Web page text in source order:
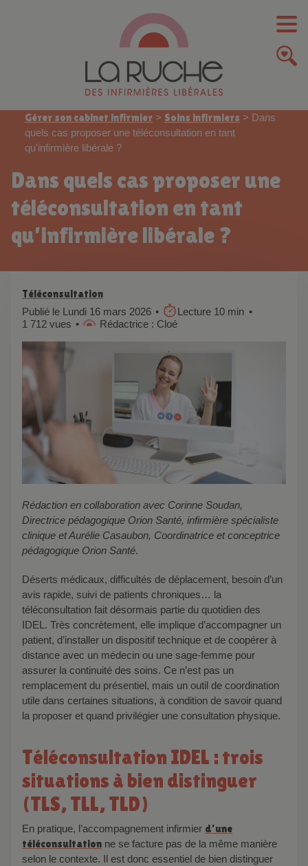
Gérer son cabinet infirmier > Soins infirmiers > Dans
quels cas proposer une téléconsultation en tant
qu'infirmière libérale ?
Dans quels cas proposer une
téléconsultation en tant
qu’infirmière libérale ?
Téléconsultation
Publié le Lundi 16 mars 2026
Lecture 10 min
1 712 vues
Rédactrice : Cloé
Rédaction en collaboration avec Corinne Soudan,
Directrice pédagogique Orion Santé, infirmière spécialiste
clinique et Aurélie Casaubon, Coordinatrice et conceptrice
pédagogique Orion Santé.
Déserts médicaux, difficultés de déplacement, besoin d’un
avis rapide, suivi de patients chroniques… la
téléconsultation fait désormais partie du quotidien des
IDEL. Très concrètement, elle implique d’accompagner un
patient, d’installer un dispositif technique et de coopérer à
distance avec un médecin ou une sage-femme pour
assurer la continuité des soins. Ce n’est pas un
remplacement du présentiel, mais un outil de coordination
utile dans certaines situations, à condition de savoir quand
la proposer et quand privilégier une consultation physique.
Téléconsultation IDEL : trois
situations à bien distinguer
(TLS, TLL, TLD)
En pratique, l’accompagnement infirmier d’une
téléconsultation ne se facture pas de la même manière
selon le contexte. Il est donc essentiel de bien distinguer